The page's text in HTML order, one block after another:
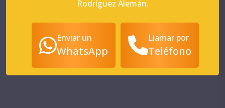
Rodríguez Alemán.
Enviar un
WhatsApp
Llamar por
Teléfono